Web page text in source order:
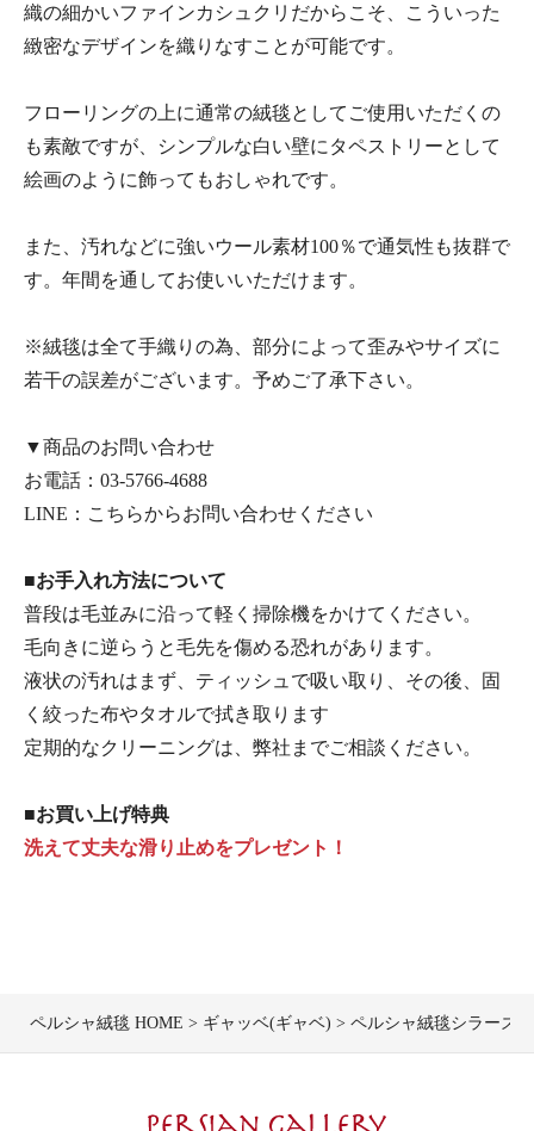
織の細かいファインカシュクリだからこそ、こういった
緻密なデザインを織りなすことが可能です。
フローリングの上に通常の絨毯としてご使用いただくの
も素敵ですが、シンプルな白い壁にタペストリーとして
絵画のように飾ってもおしゃれです。
また、汚れなどに強いウール素材100％で通気性も抜群で
す。年間を通してお使いいただけます。
※絨毯は全て手織りの為、部分によって歪みやサイズに
若干の誤差がございます。予めご了承下さい。
▼商品のお問い合わせ
お電話： 03-5766-4688
LINE： こちらからお問い合わせください
■お手入れ方法について
普段は毛並みに沿って軽く掃除機をかけてください。
毛向きに逆らうと毛先を傷める恐れがあります。
液状の汚れはまず、ティッシュで吸い取り、その後、固
く絞った布やタオルで拭き取ります
定期的なクリーニングは、弊社までご相談ください。
■お買い上げ特典
洗えて丈夫な滑り止めをプレゼント！
ペルシャ絨毯 HOME ギャッベ(ギャベ) ペルシャ絨毯シラーズ